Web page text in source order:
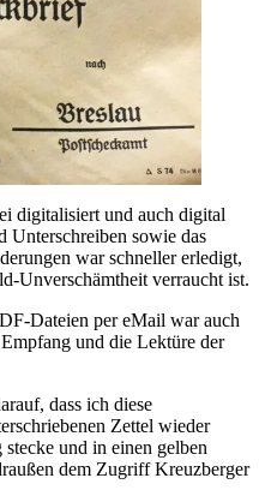
digitalisiert und auch digital
Unterschreiben sowie das
war schneller erledigt,
Unverschämtheit verraucht ist.
Dateien per eMail war auch
und die Lektüre der
dass ich diese
Zettel wieder
und in einen gelben
dem Zugriff Kreuzberger